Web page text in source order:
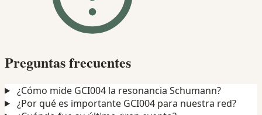
Preguntas frecuentes
¿Cómo mide GCI004 la resonancia Schumann?
¿Por qué es importante GCI004 para nuestra red?